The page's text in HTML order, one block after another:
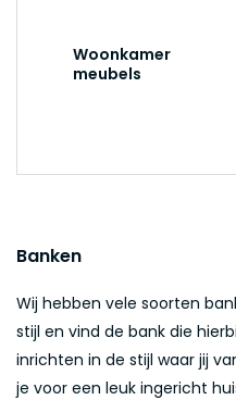
Woonkamer
meubels
Banken
Wij hebben vele soorten
stijl en vind de bank die
inrichten in de stijl waar jij
je voor een leuk ingericht